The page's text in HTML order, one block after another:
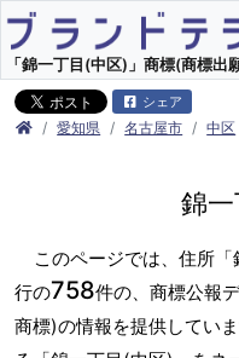
「錦一丁目(中区)」商標(商標
シェア
愛知県 名古屋市 中区
錦
このページでは、住所
行の758件の、商標公報
商標)の情報を提供してい